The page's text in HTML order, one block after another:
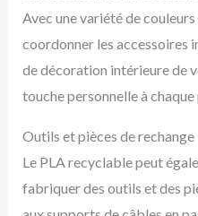
Avec une variété de
coordonner les accessoires
de décoration intérieure de
touche personnelle à chaque
Outils et pièces de rechange
Le PLA recyclable peut
fabriquer des outils et des